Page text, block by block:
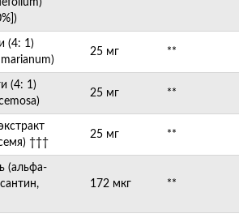
(4: 1)
25 мг **
(4: 1)
25 мг **
†††
25 мг **
(альфа-
172 мкг **